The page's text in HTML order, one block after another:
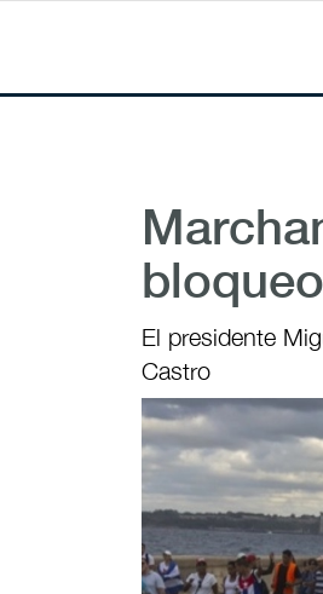
El presidente
Castro